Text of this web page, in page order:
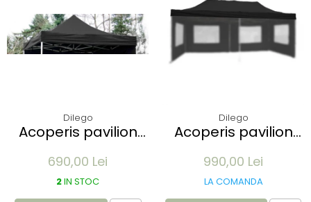
Dilego
Acoperis pavilion
diverse culori
690,00 Lei
2IN STOC
Dilego
Acoperis pavilion
990,00 Lei
LA COMANDA